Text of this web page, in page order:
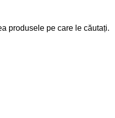
produsele pe care le căutați.